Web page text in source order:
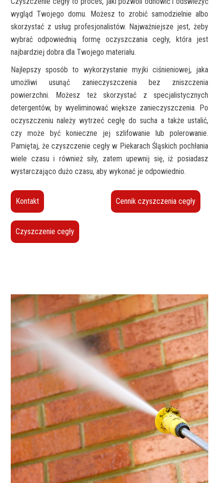
wygląd Twojego domu. Możesz to zrobić samodzielnie albo
skorzystać z usług profesjonalistów. Najważniejsze jest, żeby
wybrać odpowiednią formę oczyszczania cegły, która jest
najbardziej dobra dla Twojego materiału.
Najlepszy sposób to wykorzystanie myjki ciśnieniowej, jaka
umożliwi usunąć zanieczyszczenia bez zniszczenia
powierzchni. Możesz też skorzystać z specjalistycznych
detergentów, by wyeliminować większe zanieczyszczenia. Po
oczyszczeniu należy wytrzeć cegłę do sucha a także ustalić,
czy może być konieczne jej szlifowanie lub polerowanie.
Pamiętaj, że czyszczenie cegły w Piekarach Śląskich pochłania
wiele czasu i również siły, zatem upewnij się, iż posiadasz
wystarczająco dużo czasu, aby wykonać je odpowiednio.
Kontakt Cennik czyszczenia cegły
Czyszczenie cegły